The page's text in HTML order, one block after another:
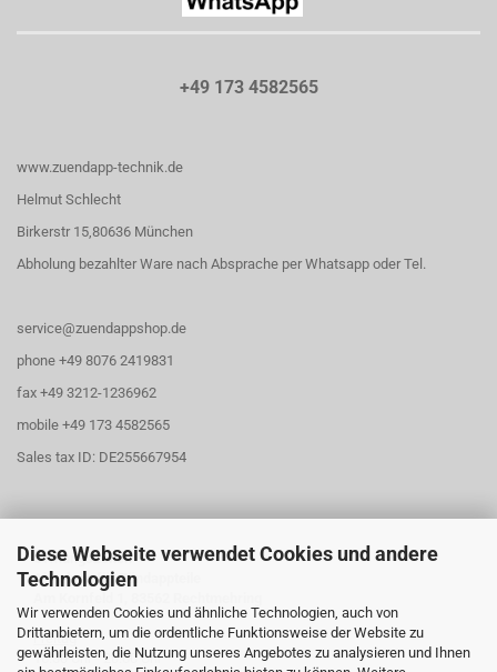
Diese Webseite verwendet Cookies und andere
Technologien
Wir verwenden Cookies und ähnliche Technologien, auch von
Drittanbietern, um die ordentliche Funktionsweise der Website zu
gewährleisten, die Nutzung unseres Angebotes zu analysieren und Ihnen
+49 173 4582565
www.zuendapp-technik.de
Helmut Schlecht
Birkerstr 15,80636 München
Abholung bezahlter Ware nach Absprache per Whatsapp oder Tel.
service@zuendappshop.de
phone +49 8076 2419831
fax +49 3212-1236962
mobile +49 173 4582565
Sales tax ID: DE255667954
Öffnungszeiten
Abholung für Zündappteile
Freitag
16:30 Uhr - 20:00 Uhr